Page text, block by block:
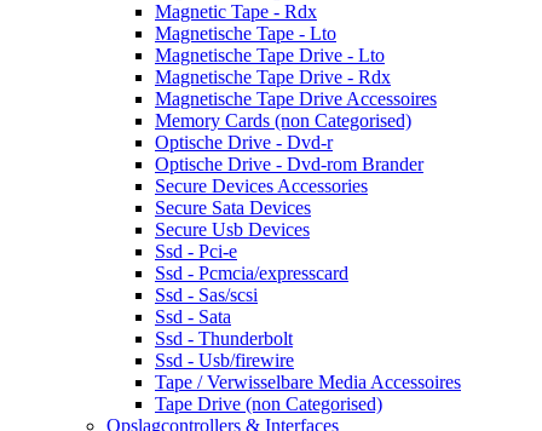
Magnetic Tape - Rdx
Magnetische Tape - Lto
Magnetische Tape Drive - Lto
Magnetische Tape Drive - Rdx
Magnetische Tape Drive Accessoires
Memory Cards (non Categorised)
Optische Drive - Dvd-r
Optische Drive - Dvd-rom Brander
Secure Devices Accessories
Secure Sata Devices
Secure Usb Devices
Ssd - Pci-e
Ssd - Pcmcia/expresscard
Ssd - Sas/scsi
Ssd - Sata
Ssd - Thunderbolt
Ssd - Usb/firewire
Tape / Verwisselbare Media Accessoires
Tape Drive (non Categorised)
Opslagcontrollers & Interfaces